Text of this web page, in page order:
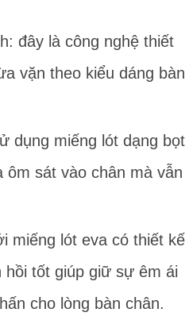
đây là công nghệ thiết
vặn theo kiểu dáng bàn
dụng miếng lót dạng bọt
sát vào chân mà vẫn
miếng lót eva có thiết kế
hồi tốt giúp giữ sự êm ái
cho lòng bàn chân.